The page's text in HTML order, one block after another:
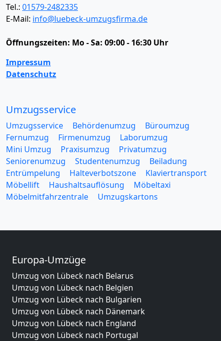
Tel.: 01579-2482335
E-Mail: info@luebeck-umzugsfirma.de
Öffnungszeiten: Mo - Sa: 09:00 - 16:30 Uhr
Impressum
Datenschutz
Umzugsservice
Umzugsservice Behördenumzug
Büroumzug
Fernumzug
Firmenumzug
Laborumzug
Mini Umzug
Praxisumzug
Privatumzug
Seniorenumzug
Studentenumzug
Beiladung
Entrümpelung
Halteverbotszone
Klaviertransport
Möbellift
Haushaltsauflösung
Möbeltaxi
Möbelmitfahrzentrale
Umzugskartons
Europa-Umzüge
Umzug von Lübeck nach Belarus
Umzug von Lübeck nach Belgien
Umzug von Lübeck nach Bulgarien
Umzug von Lübeck nach Dänemark
Umzug von Lübeck nach England
Umzug von Lübeck nach Portugal